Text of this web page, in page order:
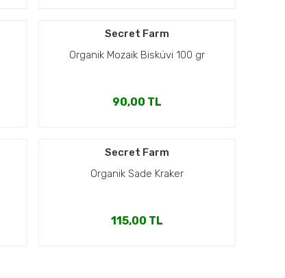
Secret Farm
Organik Mozaik Bisküvi 100 gr
90,00 TL
Secret Farm
Organik Sade Kraker
115,00 TL